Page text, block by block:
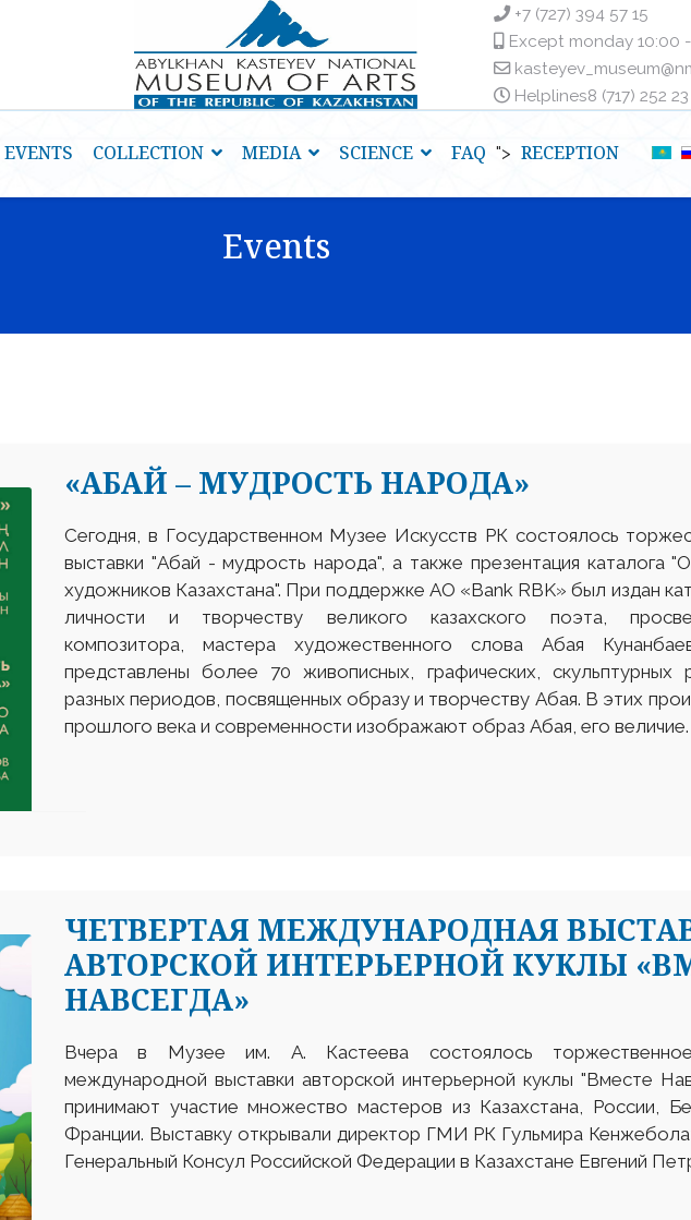
+7 (727) 394 57 15
Except monday 10:00
Helplinesㅤ8 (717) 252 23
EVENTS COLLECTION MEDIA SCIENCE FAQ "> RECEPTION
Events
«АБАЙ – МУДРОСТЬ НАРОДА»
Сегодня, в Государственном Музее Искусств РК состоялось
выставки "Абай - мудрость народа", а также презентация каталога
художников Казахстана". При поддержке АО «Bank RBK» был издан
личности и творчеству великого казахского поэта,
композитора, мастера художественного слова Абая
представлены более 70 живописных, графических, скульптурных
разных периодов, посвященных образу и творчеству Абая. В этих
прошлого века и современности изображают образ Абая, его величие.
ЧЕТВЕРТАЯ МЕЖДУНАРОДНАЯ
АВТОРСКОЙ ИНТЕРЬЕРНОЙ КУКЛЫ
НАВСЕГДА»
Вчера в Музее им. А. Кастеева состоялось
международной выставки авторской интерьерной куклы "Вместе
принимают участие множество мастеров из Казахстана, России,
Франции. Выставку открывали директор ГМИ РК Гульмира
Генеральный Консул Российской Федерации в Казахстане Евгений